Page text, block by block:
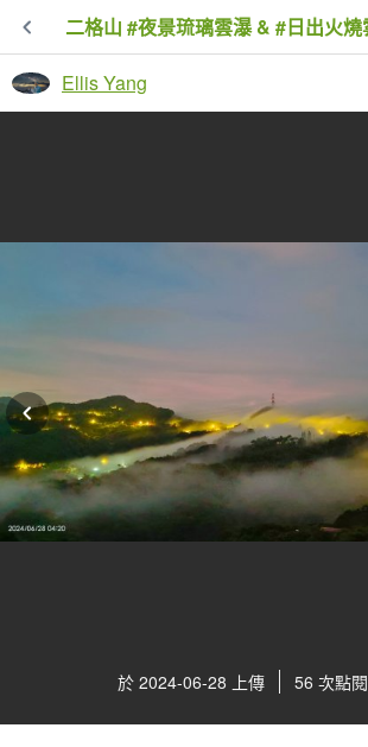
Ellis Yang
於 2024-06-28 上傳 56 次點閱